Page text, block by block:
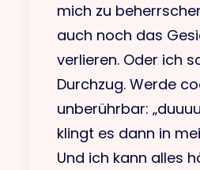
mich zu
auch noch das
verlieren. Oder ich
Durchzug. Werde
unberührbar:
klingt es dann in
Und ich kann alles